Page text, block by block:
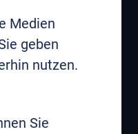
Medien
geben
nutzen.
Sie